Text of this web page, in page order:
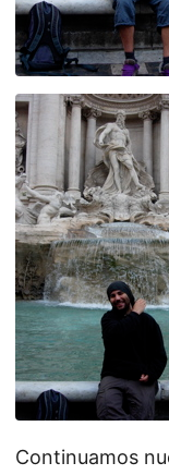
Continuamos